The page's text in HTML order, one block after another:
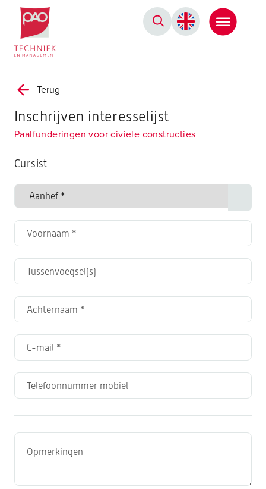
Postacademische cursussen, leergangen en opleidingen
Terug
Inschrijven interesselijst
Paalfunderingen voor civiele constructies
Cursist